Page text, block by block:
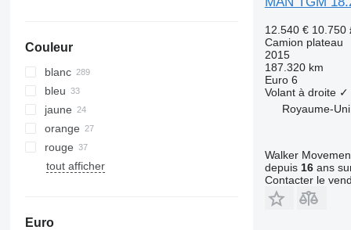
TGS 40.400
TGS 41.400
TGS 41.420
TGS 41.430
TGS 41.440
TGS 41.460
Couleur
blanc
bleu
jaune
orange
rouge
tout afficher
Euro
12.540 € 10.750
Camion plateau
2015
187.320 km
Euro 6
Volant à droite ✓
Royaume-
Walker
depuis 16ans
Contacter le